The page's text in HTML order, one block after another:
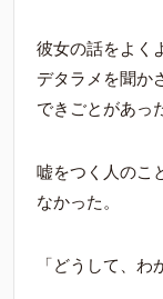
彼女の話をよく
デタラメを聞か
できごとがあっ
嘘をつく人のこ
なかった。
「どうして、わ